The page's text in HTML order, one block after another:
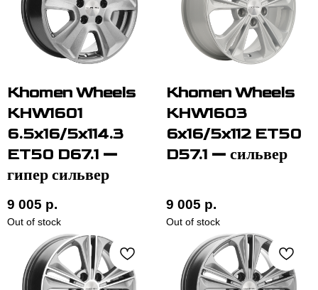
Khomen Wheels
KHW1601
6.5x16/5x114.3
ET50 D67.1 —
гипер сильвер
9 005 р.
Out of stock
Khomen Wheels
KHW1603
6x16/5x112 ET50
D57.1 — сильвер
9 005 р.
Out of stock